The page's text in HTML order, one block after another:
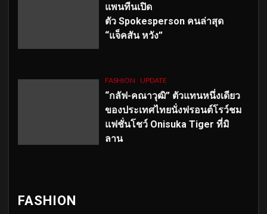
แพนทีนเปิด
ตัว Spokesperson คนล่าสุด
“แจ็คสัน หวัง”
FASHION UPDATE
“กลัฟ-คณาวุฒิ” ตัวแทนหนึ่งเดียว
ของประเทศไทยนั่งฟรอนต์โรว์ชม
แฟชั่นโชว์ Onisuka Tiger ที่มิ
ลาน
FASHION